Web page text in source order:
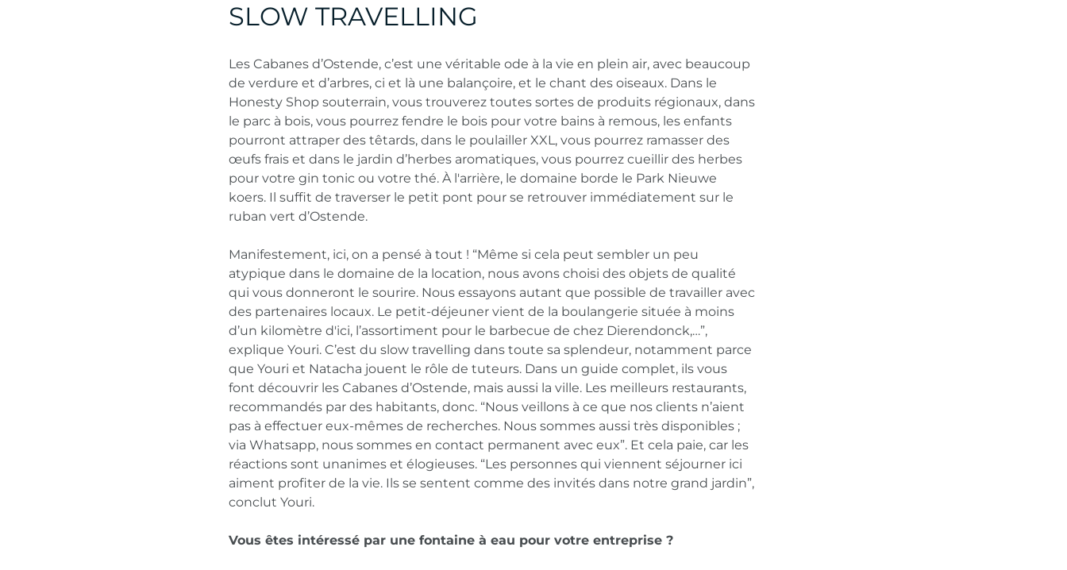
SLOW TRAVELLING
Les Cabanes d’Ostende, c’est une véritable ode à la vie en plein air, avec beaucoup
de verdure et d’arbres, ci et là une balançoire, et le chant des oiseaux. Dans le
Honesty Shop souterrain, vous trouverez toutes sortes de produits régionaux, dans
le parc à bois, vous pourrez fendre le bois pour votre bains à remous, les enfants
pourront attraper des têtards, dans le poulailler XXL, vous pourrez ramasser des
œufs frais et dans le jardin d’herbes aromatiques, vous pourrez cueillir des herbes
pour votre gin tonic ou votre thé. À l'arrière, le domaine borde le Park Nieuwe
koers. Il suffit de traverser le petit pont pour se retrouver immédiatement sur le
ruban vert d’Ostende.
Manifestement, ici, on a pensé à tout ! “Même si cela peut sembler un peu
atypique dans le domaine de la location, nous avons choisi des objets de qualité
qui vous donneront le sourire. Nous essayons autant que possible de travailler avec
des partenaires locaux. Le petit-déjeuner vient de la boulangerie située à moins
d’un kilomètre d'ici, l’assortiment pour le barbecue de chez Dierendonck,…”,
explique Youri. C’est du slow travelling dans toute sa splendeur, notamment parce
que Youri et Natacha jouent le rôle de tuteurs. Dans un guide complet, ils vous
font découvrir les Cabanes d’Ostende, mais aussi la ville. Les meilleurs restaurants,
recommandés par des habitants, donc. “Nous veillons à ce que nos clients n’aient
pas à effectuer eux-mêmes de recherches. Nous sommes aussi très disponibles ;
via Whatsapp, nous sommes en contact permanent avec eux”. Et cela paie, car les
réactions sont unanimes et élogieuses. “Les personnes qui viennent séjourner ici
aiment profiter de la vie. Ils se sentent comme des invités dans notre grand jardin”,
conclut Youri.
Vous êtes intéressé par une fontaine à eau pour votre entreprise ?